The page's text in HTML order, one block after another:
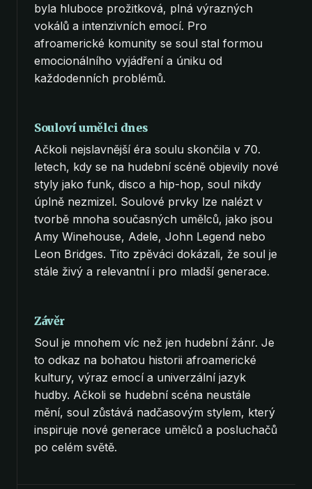
byla hluboce prožitková, plná výrazných
vokálů a intenzivních emocí. Pro
afroamerické komunity se soul stal formou
emocionálního vyjádření a úniku od
každodenních problémů.
Souloví umělci dnes
Ačkoli nejslavnější éra soulu skončila v 70.
letech, kdy se na hudební scéně objevily nové
styly jako funk, disco a hip-hop, soul nikdy
úplně nezmizel. Soulové prvky lze nalézt v
tvorbě mnoha současných umělců, jako jsou
Amy Winehouse, Adele, John Legend nebo
Leon Bridges. Tito zpěváci dokázali, že soul je
stále živý a relevantní i pro mladší generace.
Závěr
Soul je mnohem víc než jen hudební žánr. Je
to odkaz na bohatou historii afroamerické
kultury, výraz emocí a univerzální jazyk
hudby. Ačkoli se hudební scéna neustále
mění, soul zůstává nadčasovým stylem, který
inspiruje nové generace umělců a posluchačů
po celém světě.